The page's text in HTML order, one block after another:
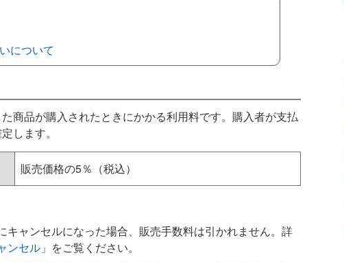
について
商品が購入されたときにかかる利用料です。購入者が支払
します。
販売価格の5％（税込）
キャンセルになった場合、販売手数料は引かれません。詳
ンセル 」をご覧ください。